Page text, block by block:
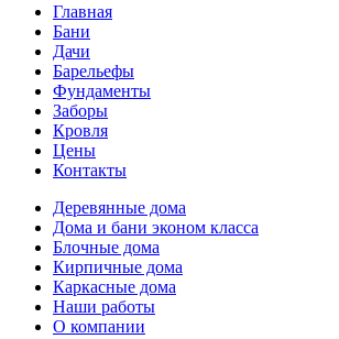
Главная
Бани
Дачи
Барельефы
Фундаменты
Заборы
Кровля
Цены
Контакты
Деревянные дома
Дома и бани эконом класса
Блочные дома
Кирпичные дома
Каркасные дома
Наши работы
О компании